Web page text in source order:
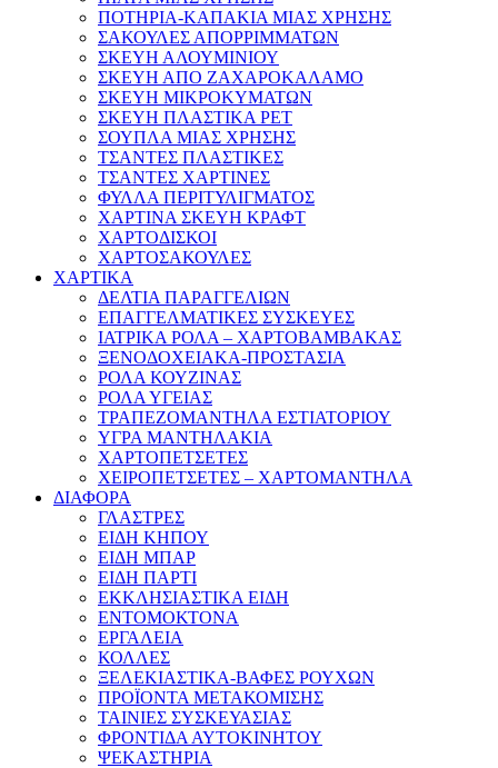
ΠΟΤΗΡΙΑ-ΚΑΠΑΚΙΑ ΜΙΑΣ ΧΡΗΣΗΣ
ΣΑΚΟΥΛΕΣ ΑΠΟΡΡΙΜΜΑΤΩΝ
ΣΚΕΥΗ ΑΛΟΥΜΙΝΙΟΥ
ΣΚΕΥΗ ΑΠΟ ΖΑΧΑΡΟΚΑΛΑΜΟ
ΣΚΕΥΗ ΜΙΚΡΟΚΥΜΑΤΩΝ
ΣΚΕΥΗ ΠΛΑΣΤΙΚΑ PET
ΣΟΥΠΛΑ ΜΙΑΣ ΧΡΗΣΗΣ
ΤΣΑΝΤΕΣ ΠΛΑΣΤΙΚΕΣ
ΤΣΑΝΤΕΣ ΧΑΡΤΙΝΕΣ
ΦΥΛΛΑ ΠΕΡΙΤΥΛΙΓΜΑΤΟΣ
ΧΑΡΤΙΝΑ ΣΚΕΥΗ ΚΡΑΦΤ
ΧΑΡΤΟΔΙΣΚΟΙ
ΧΑΡΤΟΣΑΚΟΥΛΕΣ
ΧΑΡΤΙΚΑ
ΔΕΛΤΙΑ ΠΑΡΑΓΓΕΛΙΩΝ
ΕΠΑΓΓΕΛΜΑΤΙΚΕΣ ΣΥΣΚΕΥΕΣ
ΙΑΤΡΙΚΑ ΡΟΛΑ – ΧΑΡΤΟΒΑΜΒΑΚΑΣ
ΞΕΝΟΔΟΧΕΙΑΚΑ-ΠΡΟΣΤΑΣΙΑ
ΡΟΛΑ ΚΟΥΖΙΝΑΣ
ΡΟΛΑ ΥΓΕΙΑΣ
ΤΡΑΠΕΖΟΜΑΝΤΗΛΑ ΕΣΤΙΑΤΟΡΙΟΥ
ΥΓΡΑ ΜΑΝΤΗΛΑΚΙΑ
ΧΑΡΤΟΠΕΤΣΕΤΕΣ
ΧΕΙΡΟΠΕΤΣΕΤΕΣ – ΧΑΡΤΟΜΑΝΤΗΛΑ
ΔΙΑΦΟΡΑ
ΓΛΑΣΤΡΕΣ
ΕΙΔΗ ΚΗΠΟΥ
ΕΙΔΗ ΜΠΑΡ
ΕΙΔΗ ΠΑΡΤΙ
ΕΚΚΛΗΣΙΑΣΤΙΚΑ ΕΙΔΗ
ΕΝΤΟΜΟΚΤΟΝΑ
ΕΡΓΑΛΕΙΑ
ΚΟΛΛΕΣ
ΞΕΛΕΚΙΑΣΤΙΚΑ-ΒΑΦΕΣ ΡΟΥΧΩΝ
ΠΡΟΪΟΝΤΑ ΜΕΤΑΚΟΜΙΣΗΣ
ΤΑΙΝΙΕΣ ΣΥΣΚΕΥΑΣΙΑΣ
ΦΡΟΝΤΙΔΑ ΑΥΤΟΚΙΝΗΤΟΥ
ΨΕΚΑΣΤΗΡΙΑ